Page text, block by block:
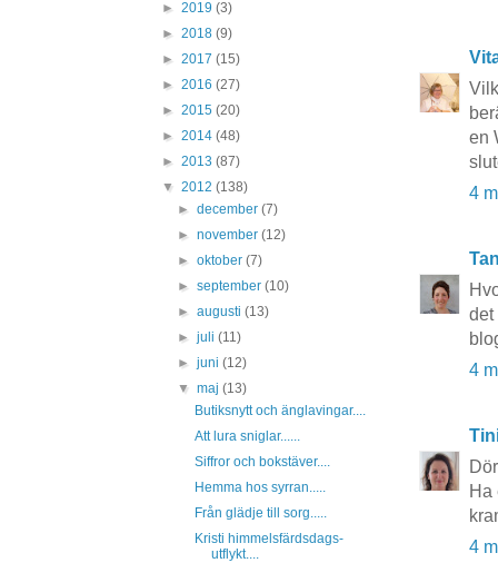
en
4
det
4
Ha
4
► 2019 (3)
► 2018 (9)
► 2017 (15)
► 2016 (27)
► 2015 (20)
► 2014 (48)
► 2013 (87)
▼ 2012 (138)
►december(7)
►november(12)
►oktober(7)
►september(10)
►augusti(13)
►juli(11)
►juni(12)
▼maj(13)
Butiksnytt och änglavingar....
Att lura sniglar......
Siffror och bokstäver....
Hemma hos syrran.....
Från glädje till sorg.....
Kristi himmelsfärdsdags-
utflykt....